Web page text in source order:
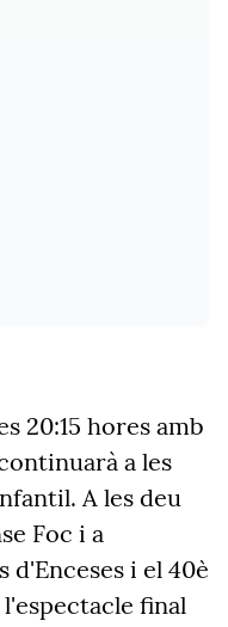
20:15 hores amb
a les
A les deu
Foc i a
i el 40è
final